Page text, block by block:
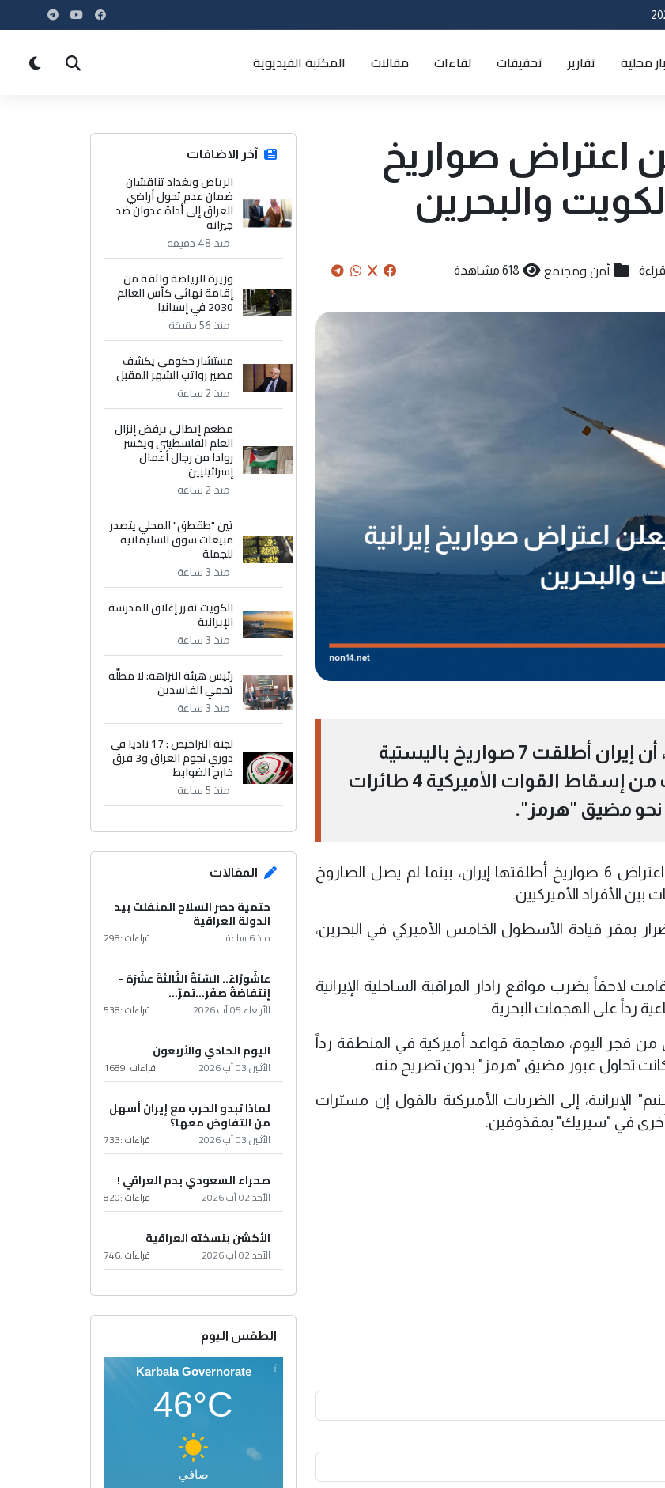
محلية تقارير تحقيقات لقاءات مقالات المكتبة الفيديوية
اعتراض صواريخ
والبحرين
أمن ومجتمع 618 مشاهدة
أعلن الجيش الأميركي، صباح السبت، أن إيران أطلقت 7 صواريخ باليستية
باتجاه الكويت والبحرين، بعد ساعات من إسقاط القوات الأميركية 4 طائرات
نحو مضيق "هرمز".
وذكرت "سنتكوم"، أن التقييمات الأولية تشير إلى اعتراض 6 صواريخ أطلقتها إيران، بينما لم يصل الصاروخ
الأفراد الأميركيين.
بمقر قيادة الأسطول الخامس الأميركي في البحرين،
لاحقاً بضرب مواقع رادار المراقبة الساحلية الإيرانية
رداً على الهجمات البحرية.
فجر اليوم، مهاجمة قواعد أميركية في المنطقة رداً
الإيرانية، إلى الضربات الأميركية بالقول إن مسيّرات
في "سيريك" بمقذوفين.
آخر الاضافات
الرياض وبغداد تناقشان
ضمان عدم تحول أراضي
العراق إلى أداة عدوان ضد
جيرانه
منذ 48 دقيقة
وزيرة الرياضة واثقة من
إقامة نهائي كأس العالم
2030 في إسبانيا
منذ 56 دقيقة
مستشار حكومي يكشف
مصير رواتب الشهر المقبل
منذ 2 ساعة
مطعم إيطالي يرفض إنزال
العلم الفلسطيني ويخسر
روادا من رجال أعمال
إسرائيليين
منذ 2 ساعة
تين "طقطق" المحلي يتصدر
مبيعات سوق السليمانية
للجملة
منذ 3 ساعة
الكويت تقرر إغلاق المدرسة
الإيرانية
منذ 3 ساعة
رئيس هيئة النزاهة: لا مظلَّة
تحمي الفاسدين
منذ 3 ساعة
لجنة التراخيص : 17 ناديا في
دوري نجوم العراق و3 فرق
خارج الضوابط
منذ 5 ساعة
المقالات
حتمية حصر السلاح المنفلت بيد
الدولة العراقية
منذ 6 ساعة قراءات :298
عاشُورْاءُ.. السّنَةُ الثّالثةَ عشَرَة -
إِنتفاضةُ صفَر…تمرّ...
الأربعاء 05 آب 2026 قراءات :538
اليوم الحادي والأربعون
الأثنين 03 آب 2026 قراءات :1689
لماذا تبدو الحرب مع إيران أسهل
من التفاوض معها؟
الأثنين 03 آب 2026 قراءات :733
صحراء السعودي بدم العراقي !
الأحد 02 آب 2026 قراءات :820
الأكشن بنسخته العراقية
الأحد 02 آب 2026 قراءات :746
الطقس اليوم
Karbala Governorate
46°C
صافي